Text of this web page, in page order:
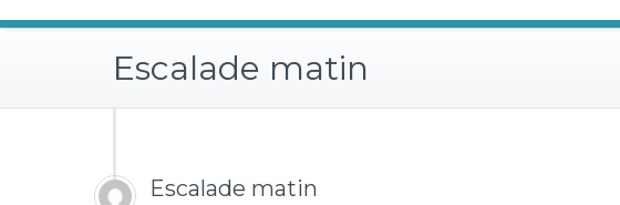
Escalade matin
Escalade matin